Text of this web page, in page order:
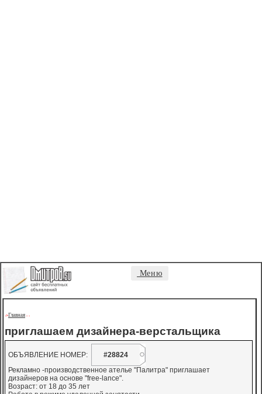
Меню
->Главная - -
приглашаем дизайнера-верстальщика
ОБЪЯВЛЕНИЕ НОМЕР:
#28824
Рекламно -производственное ателье "Палитра" приглашает
дизайнеров на основе "free-lance".
Возраст: от 18 до 35 лет